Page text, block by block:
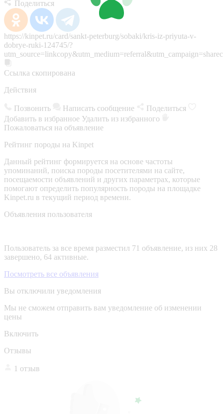
Поделиться
https://kinpet.ru/card/sankt-peterburg/sobaki/kris-iz-priyuta-v-
dobrye-ruki-124745/?
Ссылка скопирована
Действия
Позвонить Написать сообщение
Поделиться
Добавить в избранное Удалить из избранного
Пожаловаться на объявление
Рейтинг породы на Kinpet
Данный рейтинг формируется на основе частоты
упоминаний, поиска породы посетителями на сайте,
посещаемости объявлений и других параметрах, которые
помогают определить популярность породы на площадке
Kinpet.ru в текущий период времени.
Объявления пользователя
Пользователь за все время разместил 71 объявление, из них 28
завершено, 64 активные.
Посмотреть все объявления
Вы отключили уведомления
Мы не сможем отправить вам уведомление об изменении
цены
Включить
Отзывы
1 отзыв